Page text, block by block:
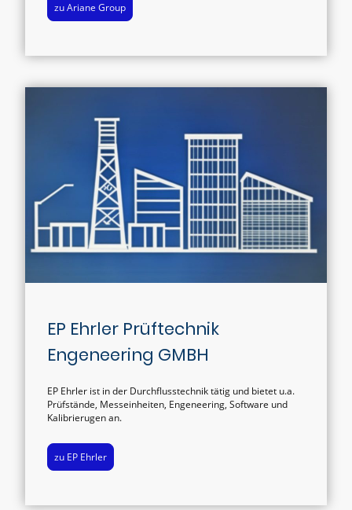
zu Ariane Group
EP Ehrler Prüftechnik
Engeneering GMBH
EP Ehrler ist in der Durchflusstechnik tätig und bietet u.a.
Prüfstände, Messeinheiten, Engeneering, Software und
Kalibrierugen an.
zu EP Ehrler